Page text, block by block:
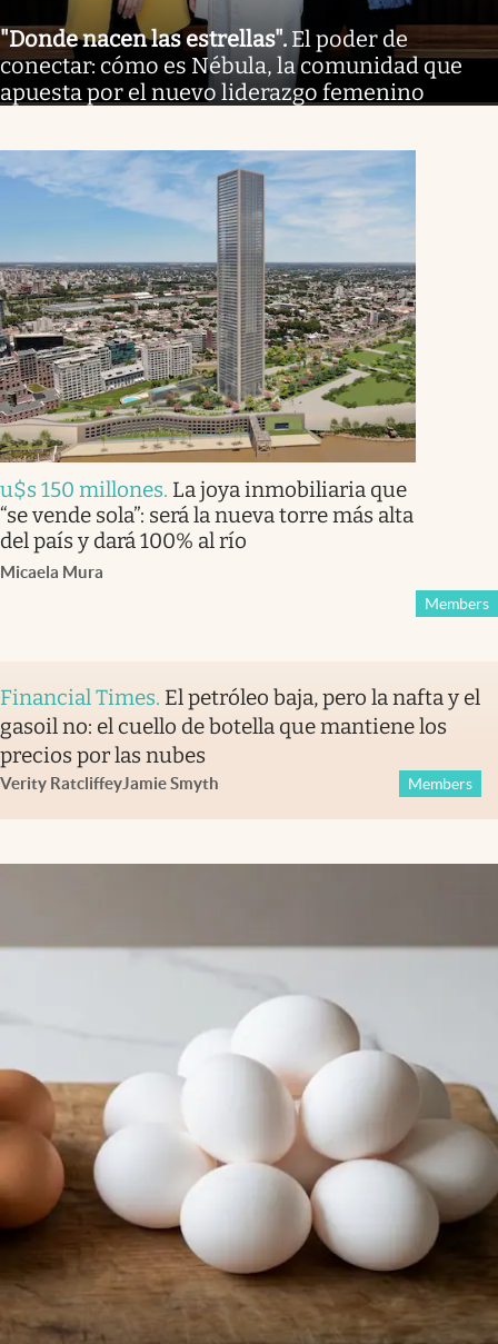
"Donde nacen las estrellas". El poder de
conectar: cómo es Nébula, la comunidad que
apuesta por el nuevo liderazgo femenino
u$s 150 millones. La joya inmobiliaria que
“se vende sola”: será la nueva torre más alta
del país y dará 100% al río
Micaela Mura
Members
Financial Times. El petróleo baja, pero la nafta y el
gasoil no: el cuello de botella que mantiene los
precios por las nubes
Verity RatcliffeyJamie Smyth Members